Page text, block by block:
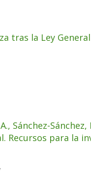
tras la Ley
Sánchez-
para la